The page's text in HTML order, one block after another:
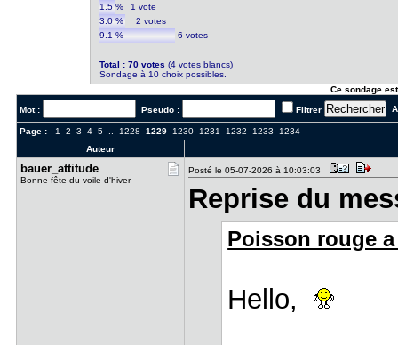
1.5 %1 vote
3.0 %2 votes
9.1 %
6 votes
Total : 70 votes (4 votes blancs)
Sondage à 10 choix possibles.
Ce sondage
Mot : Pseudo : Filtrer
Page : 1 2 3 4 5.. 1228 1229 1230 1231 1232 1233
1234
Auteur
bauer_atti​tude
Bonne fête du voile d'hiver
Posté le 05-07-2026 à 10:03:03
Reprise du
Poisson rouge
Hello,